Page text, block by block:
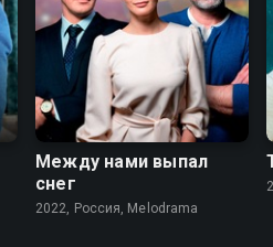
6.7
Между нами выпал
снег
2022, Россия, Melodrama